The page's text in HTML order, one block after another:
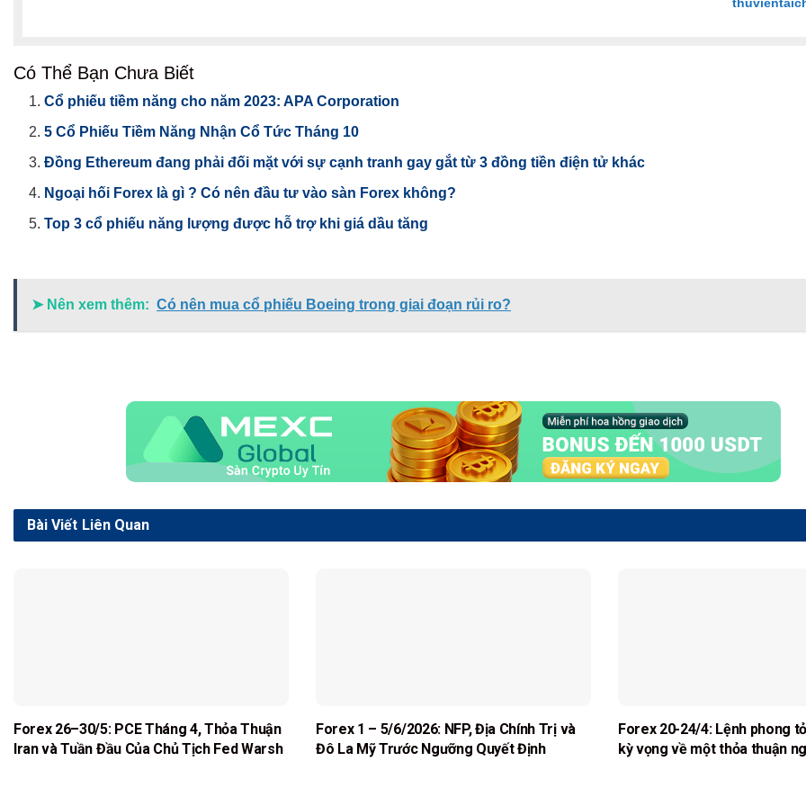
Có Thể Bạn Chưa Biết
Cổ phiếu tiềm năng cho năm 2023: APA Corporation
5 Cổ Phiếu Tiềm Năng Nhận Cổ Tức Tháng 10
Đồng Ethereum đang phải đối mặt với sự cạnh tranh gay gắt từ 3 đồng tiền điện tử khác
Ngoại hối Forex là gì ? Có nên đầu tư vào sàn Forex không?
Top 3 cổ phiếu năng lượng được hỗ trợ khi giá dầu tăng
➤ Nên xem thêm: Có nên mua cổ phiếu Boeing trong giai đoạn rủi ro?
Liên Quan
Bài Viết
Forex 26–30/5: PCE Tháng 4, Thỏa Thuận
Iran và Tuần Đầu Của Chủ Tịch Fed Warsh
Forex 1 – 5/6/2026: NFP, Địa Chính Trị và
Đô La Mỹ Trước Ngưỡng Quyết Định
Forex 20-24/4: Lệnh phong
kỳ vọng về một thỏa thuận